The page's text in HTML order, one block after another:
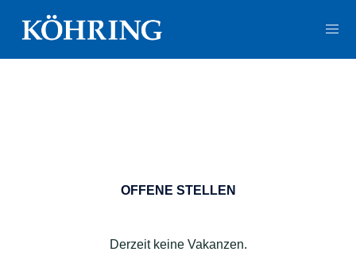
Inhalt
OFFENE STELLEN
Derzeit keine Vakanzen.